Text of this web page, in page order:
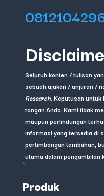
Seluruh konten / tulisan
sebuah ajakan / anjuran /
Research . Keputusan
tangan Anda. Kami tidak
maupun perlindungan
informasi yang tersedia di
pertimbangan tambahan,
utama dalam pengambilan
Produk